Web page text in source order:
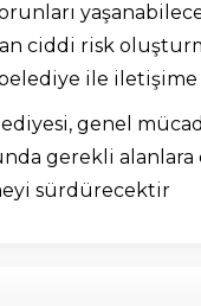
ciddi risk
ile
genel
gerekli
sürdürecektir